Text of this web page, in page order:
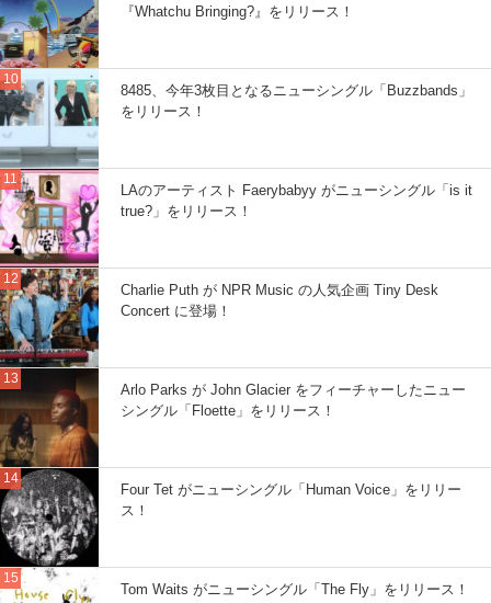
『Whatchu Bringing?』をリリース！
8485、今年3枚目となるニューシングル「Buzzbands」
をリリース！
LAのアーティスト Faerybabyy がニューシングル「is it
true?」をリリース！
Charlie Puth が NPR Music の人気企画 Tiny Desk
Concert に登場！
Arlo Parks が John Glacier をフィーチャーしたニュー
シングル「Floette」をリリース！
Four Tet がニューシングル「Human Voice」をリリー
ス！
Tom Waits がニューシングル「The Fly」をリリース！